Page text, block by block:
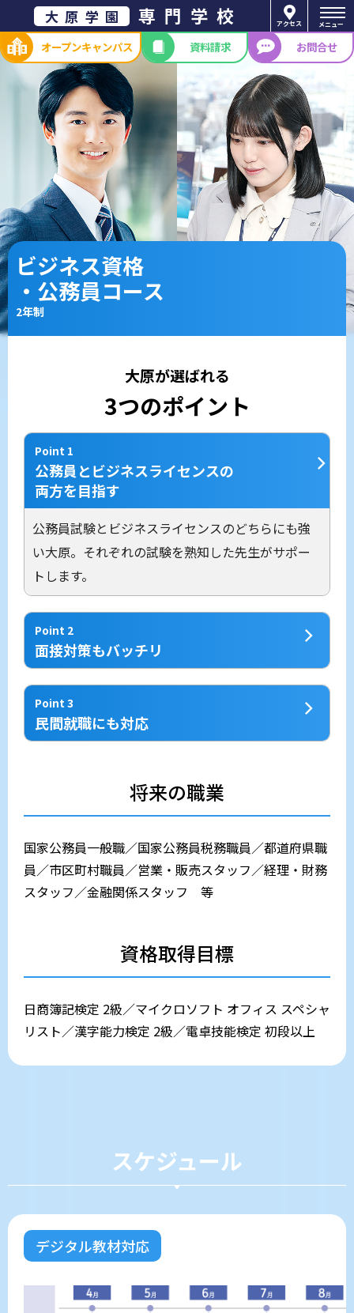
大原学園 専門学校 アクセス メニュー
オープンキャンパス 資料請求 お問合せ
ビジネス資格
・公務員コース
2年制
大原が選ばれる
3つのポイント
Point 1
公務員とビジネスライセンスの
両方を目指す
公務員試験とビジネスライセンスのどちらにも強
い大原。それぞれの試験を熟知した先生がサポー
トします。
Point 2
面接対策もバッチリ
Point 3
民間就職にも対応
将来の職業
国家公務員一般職／国家公務員税務職員／都道府県職
員／市区町村職員／営業・販売スタッフ／経理・財務
スタッフ／金融関係スタッフ 等
資格取得目標
日商簿記検定 2級／マイクロソフト オフィス スペシャ
リスト／漢字能力検定 2級／電卓技能検定 初段以上
スケジュール
デジタル教材対応